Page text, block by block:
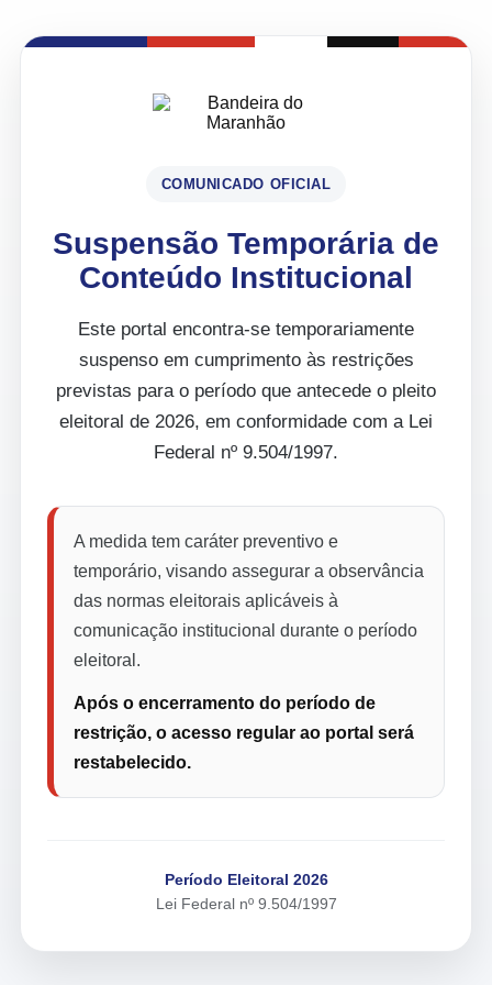
COMUNICADO OFICIAL
Suspensão Temporária de
Conteúdo Institucional
Este portal encontra-se temporariamente
suspenso em cumprimento às restrições
previstas para o período que antecede o pleito
eleitoral de 2026, em conformidade com a Lei
Federal nº 9.504/1997.
A medida tem caráter preventivo e
temporário, visando assegurar a observância
das normas eleitorais aplicáveis à
comunicação institucional durante o período
eleitoral.
Após o encerramento do período de
restrição, o acesso regular ao portal será
restabelecido.
Período Eleitoral 2026
Lei Federal nº 9.504/1997